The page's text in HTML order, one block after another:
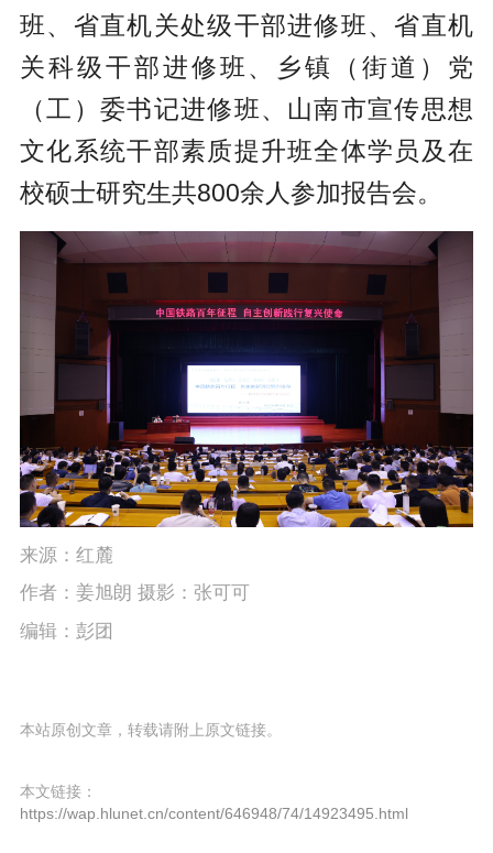
班、省直机关处级干部进修班、省直机
关科级干部进修班、乡镇（街道）党
（工）委书记进修班、山南市宣传思想
文化系统干部素质提升班全体学员及在
校硕士研究生共800余人参加报告会。
来源：红麓
作者：姜旭朗 摄影：张可可
编辑：彭团
本站原创文章，转载请附上原文链接。
本文链接：
https://wap.hlunet.cn/content/646948/74/14923495.html